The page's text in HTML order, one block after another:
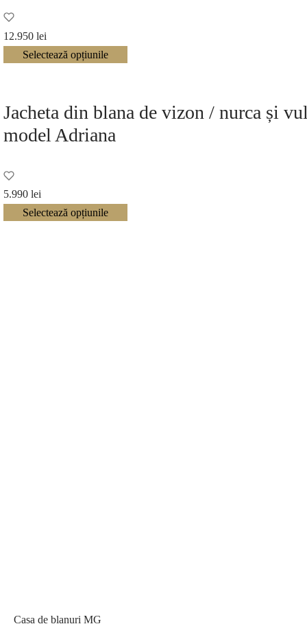
12.950 lei
Selectează opțiunile
Jacheta din blana de vizon / nurca și
model Adriana
5.990 lei
Selectează opțiunile
Casa de blanuri MG